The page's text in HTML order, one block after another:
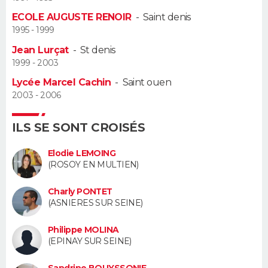
Alimentation
Guide de la santé
Maladies
Médicaments
Sommeil
VOYAGE
Destinations
City break
Voyage nature
Voyage de noces
Forum
Climat
+
PHOTO
GUIDES D'ACHAT
BONS PLANS
Carte de Noël
Carte Bonne année
Carte Saint-Valentin
Carte Pâques
Carte d'anniversaire
DICTIONNAIRE
Dictionnaire
Biographies
Citations
Expressions
Proverbes
PROGRAMME TV
S'inscrire
Se connecter
Lycées
Collèges
Primaires
Universités
Entreprises
Service militaire
Avis de recherche
AVIS DE DÉCÈS
ECOLE AUGUSTE RENOIR-Saint denis
1995 - 1999
Jean Lurçat-St denis
1999 - 2003
Lycée Marcel Cachin - Saint ouen
2003 - 2006
ILS SE SONT CROISÉS
Elodie LEMOING
(ROSOY EN MULTIEN)
Charly PONTET
(ASNIERES SUR SEINE)
Philippe MOLINA
(EPINAY SUR SEINE)